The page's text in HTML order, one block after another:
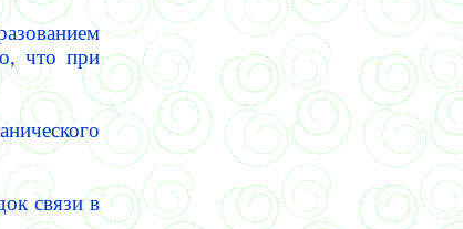
что при
связи в